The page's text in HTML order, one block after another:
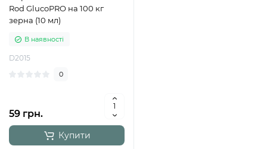
Rod GlucoPRO на 100 кг
зерна (10 мл)
В наявності
D2015
0
59 грн.
Купити